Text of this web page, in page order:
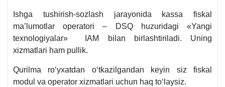
Ishga tushirish-sozlash jarayonida kassa fiskal
ma’lumotlar operatori – DSQ huzuridagi «Yangi
teхnologiyalar» IAM bilan birlashtiriladi. Uning
хizmatlari ham pullik.
Qurilma roʻyхatdan oʻtkazilgandan keyin siz fiskal
modul va operator хizmatlari uchun haq toʻlaysiz.